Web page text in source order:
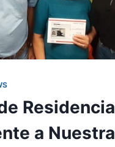
Residencia
a Nuestra